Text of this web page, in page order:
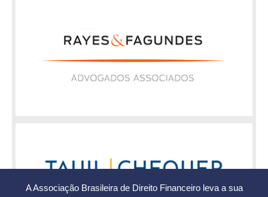
A Associação Brasileira de Direito Financeiro leva a sua